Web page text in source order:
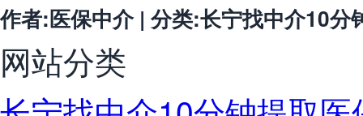
作者:医保中介 | 分类:长宁找中介10
网站分类